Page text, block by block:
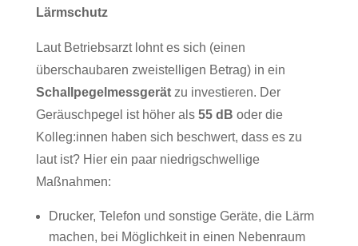
Lärmschutz
Laut Betriebsarzt lohnt es sich (einen
überschaubaren zweistelligen Betrag) in ein
Schallpegelmessgerät zu investieren. Der
Geräuschpegel ist höher als55 dB oder die
Kolleg:innen haben sich beschwert, dass es zu
laut ist? Hier ein paar niedrigschwellige
Maßnahmen:
Drucker, Telefon und sonstige Geräte, die Lärm
machen, bei Möglichkeit in einen Nebenraum